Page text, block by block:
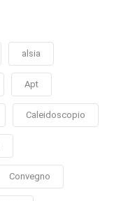
alsia
Apt
Caleidoscopio
Convegno